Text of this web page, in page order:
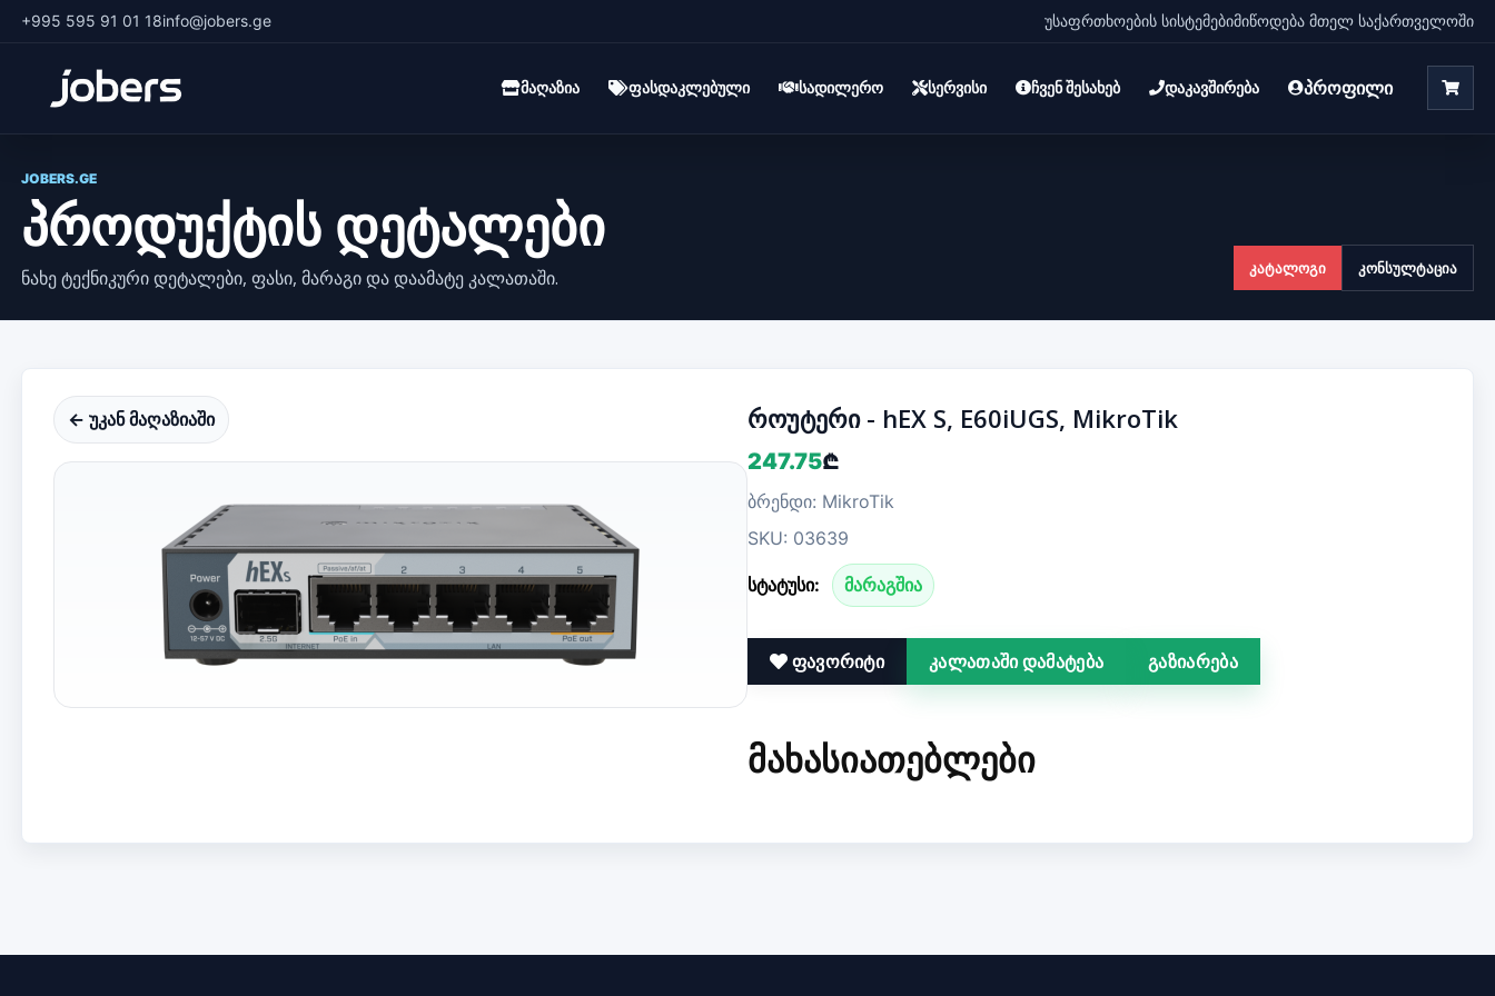
+995 595 91 01 18info@jobers.ge უსაფრთხოების სისტემებიმიწოდება მთელ საქართველოში
მაღაზია ფასდაკლებული სადილერო სერვისი ჩვენ შესახებ დაკავშირება პროფილი
JOBERS.GE
პროდუქტის დეტალები
ნახე ტექნიკური დეტალები, ფასი, მარაგი და დაამატე კალათაში. კატალოგი კონსულტაცია
← უკან მაღაზიაში როუტერი - hEX S, E60iUGS, MikroTik
247.75₾
ბრენდი: MikroTik
SKU: 03639
სტატუსი: მარაგშია
ფავორიტი კალათაში დამატება გაზიარება
ᲛᲐᲮᲐᲡᲘᲐᲗᲔᲑᲚᲔᲑᲘ